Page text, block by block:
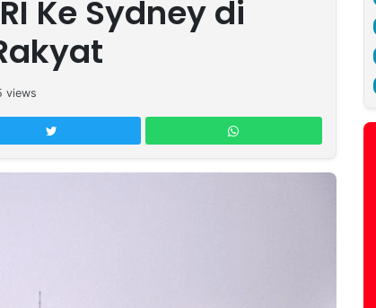
Ke Sydney di
views